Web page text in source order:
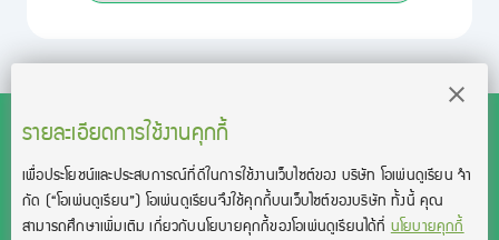
รายละเอียดการใช้งานคุกกี้
เพื่อประโยชน์และประสบการณ์ที่ดีในการใช้งานเว็บไซต์ของ บริษัท โอเพ่นดูเรียน จํา
กัด (“โอเพ่นดูเรียน”)โอเพ่นดูเรียนจึงใช้คุกกี้บนเว็บไซต์ของบริษัท ทั้งนี้ คุณ
สามารถศึกษาเพิ่มเติม เกี่ยวกับนโยบายคุกกี้ของโอเพ่นดูเรียนได้ที่นโยบายคุกกี้
สงวนลิขสิทธิ์โดย บริษัท โอเพ่นดูเรียน จำกัด 2021 ©︎ OpenDurian
Co., Ltd.
TOEIC® and TOEFL® are registered trademarks of Educational Testing